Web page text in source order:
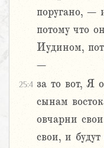
поругано, –
потому что
Иудином,
–
25:4 за то вот, Я
сынам
овчарни
свои, и